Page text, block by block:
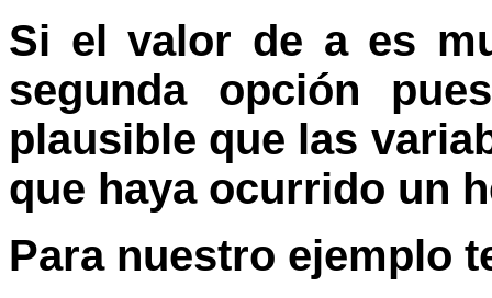
Si el valor de a es
segunda opción
plausible que las
que haya ocurrido un
Para nuestro ejemplo